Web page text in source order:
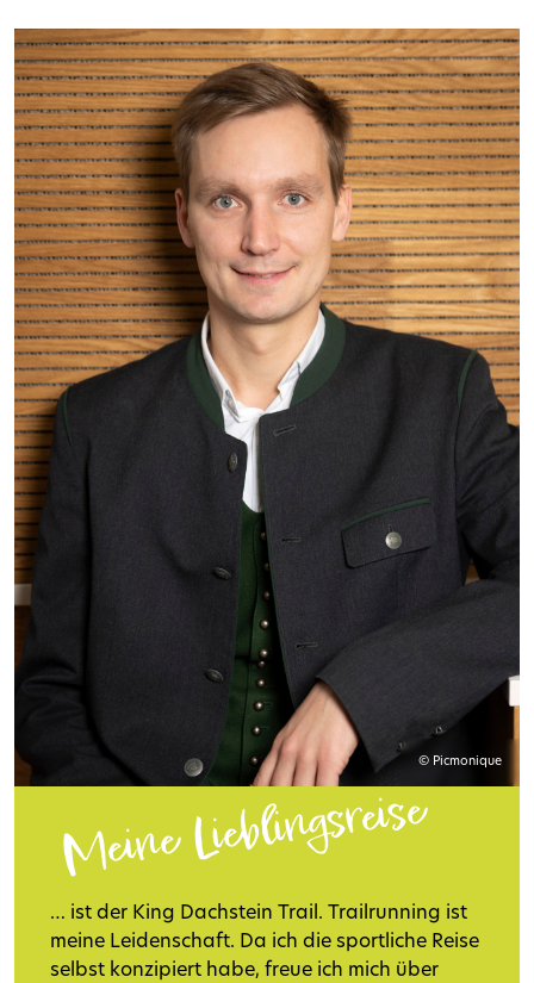
© Picmonique
Meine Lieblingsreise
… ist der King Dachstein Trail. Trailrunning ist
meine Leidenschaft. Da ich die sportliche Reise
selbst konzipiert habe, freue ich mich über